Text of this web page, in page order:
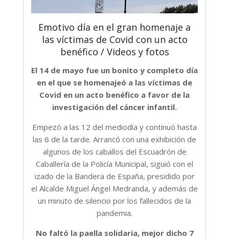
Emotivo día en el gran homenaje a
las víctimas de Covid con un acto
benéfico / Videos y fotos
El 14 de mayo fue un bonito y completo día
en el que se homenajeó a las víctimas de
Covid en un acto benéfico a favor de la
investigación del cáncer infantil.
Empezó a las 12 del mediodía y continuó hasta
las 6 de la tarde. Arrancó con una exhibición de
algunos de los caballos del Escuadrón de
Caballería de la Policía Municipal, siguió con el
izado de la Bandera de España, presidido por
el Alcalde Miguel Ángel Medranda, y además de
un minuto de silencio por los fallecidos de la
pandemia.
No faltó la paella solidaria, mejor dicho 7